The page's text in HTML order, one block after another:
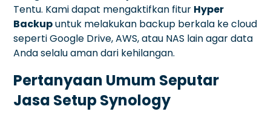
Tentu. Kami dapat mengaktifkan fitur Hyper
Backupuntuk melakukan backup berkala ke cloud
seperti Google Drive, AWS, atau NAS lain agar data
Anda selalu aman dari kehilangan.
Pertanyaan Umum Seputar
Jasa Setup Synology